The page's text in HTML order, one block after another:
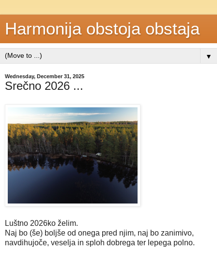
Harmonija obstoja obstaja
▼
Wednesday, December 31, 2025
Srečno 2026 ...
Luštno 2026ko želim.
Naj bo (še) boljše od onega pred njim, naj bo zanimivo,
navdihujoče, veselja in sploh dobrega ter lepega polno.